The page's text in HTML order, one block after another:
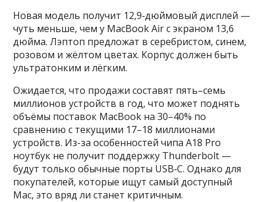
Новая модель получит 12,9‑дюймовый дисплей —
чуть меньше, чем у MacBook Air с экраном 13,6
дюйма. Лэптоп предложат в серебристом, синем,
розовом и жёлтом цветах. Корпус должен быть
ультратонким и лёгким.
Ожидается, что продажи составят пять–семь
миллионов устройств в год, что может поднять
объёмы поставок MacBook на 30–40% по
сравнению с текущими 17–18 миллионами
устройств. Из-за особенностей чипа A18 Pro
ноутбук не получит поддержку Thunderbolt —
будут только обычные порты USB‑C. Однако для
покупателей, которые ищут самый доступный
Mac, это вряд ли станет критичным.